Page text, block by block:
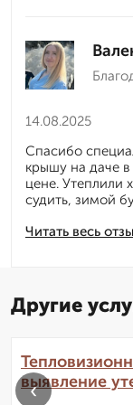
14.08.2025
Читать весь
Спасибо
крышу на даче
цене. Утеплили
судить, зимой
Другие
выявление
‹